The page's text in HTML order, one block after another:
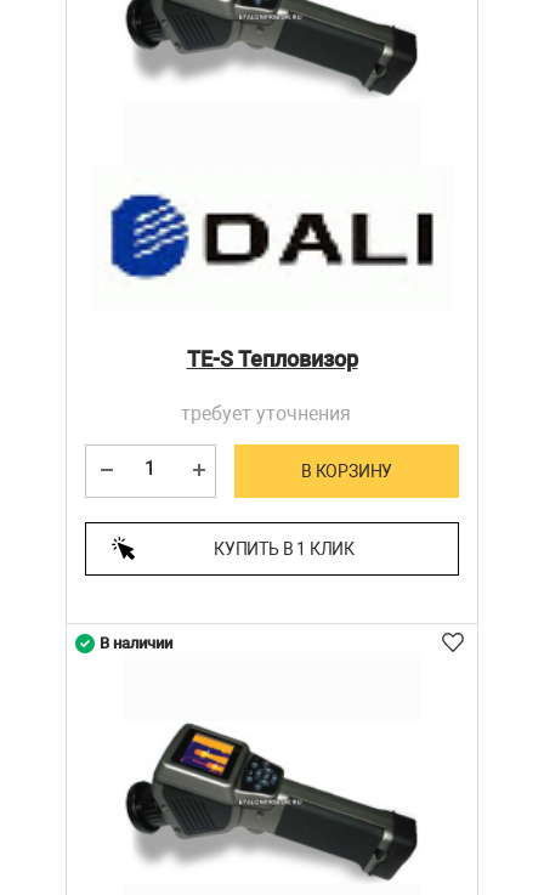
TE-S Тепловизор
требует уточнения
В КОРЗИНУ
КУПИТЬ В 1 КЛИК
В наличии